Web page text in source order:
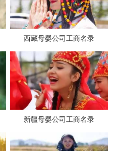
西藏母婴公司工商名录
新疆母婴公司工商名录